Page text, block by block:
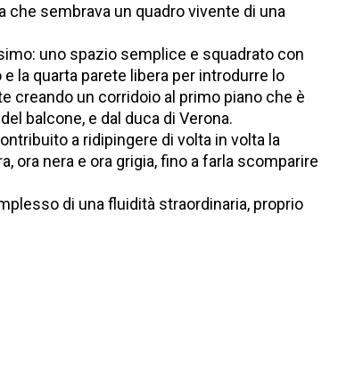
che sembrava un quadro vivente di una
uno spazio semplice e squadrato con
la quarta parete libera per introdurre lo
creando un corridoio al primo piano che è
balcone, e dal duca di Verona.
a ridipingere di volta in volta la
ora nera e ora grigia, fino a farla scomparire
di una fluidità straordinaria, proprio